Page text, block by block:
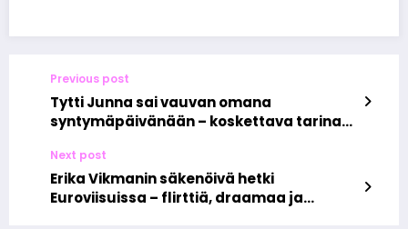
Previous post
Tytti Junna sai vauvan omana
syntymäpäivänään – koskettava tarina
Next post
Erika Vikmanin säkenöivä hetki
Euroviisuissa – flirttiä, draamaa ja